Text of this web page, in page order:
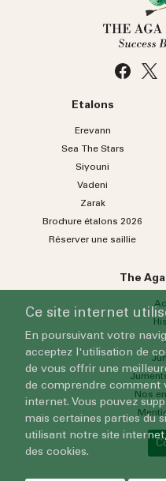
Etalons
Erevann
Sea TheStars
Siyouni
Vadeni
Zarak
Brochure étalons 2026
Réserver une saillie
The
Nos
Ce site internet
En poursuivant votre
acceptez l'utilisation de
de vous offrir une
de comprendre comment
internet. Vous pouvez
mais certaines parties du
utilisant notre site
des cookies.